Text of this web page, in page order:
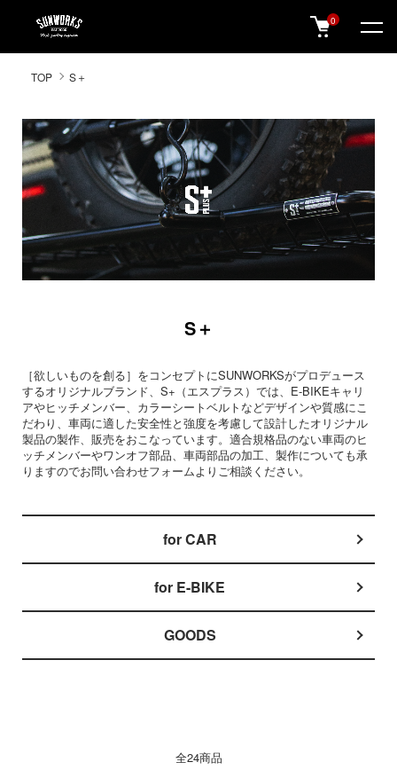
SUNWORKS 公式オンラインショップ
0
TOP S＋
S＋
［欲しいものを創る］をコンセプトにSUNWORKSがプロデュース
するオリジナルブランド、S+（エスプラス）では、E-BIKEキャリ
アやヒッチメンバー、カラーシートベルトなどデザインや質感にこ
だわり、車両に適した安全性と強度を考慮して設計したオリジナル
製品の製作、販売をおこなっています。適合規格品のない車両のヒ
ッチメンバーやワンオフ部品、車両部品の加工、製作についても承
りますのでお問い合わせフォームよりご相談ください。
カテゴリー一覧
for CAR
for E-BIKE
GOODS
全24商品